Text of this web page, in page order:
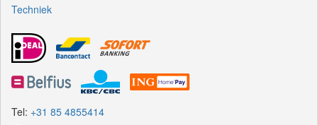
Techniek
Tel: +31 85 4855414